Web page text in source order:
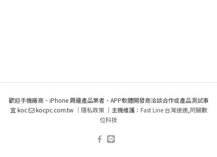
歡迎手機廠商、iPhone 周邊產品業者、APP軟體開發商洽談合作或產品測試事
宜 koc
kocpc.com.tw ｜ 隱私政策｜主機維護： Fast Line 台灣速連,阿腸數
位科技